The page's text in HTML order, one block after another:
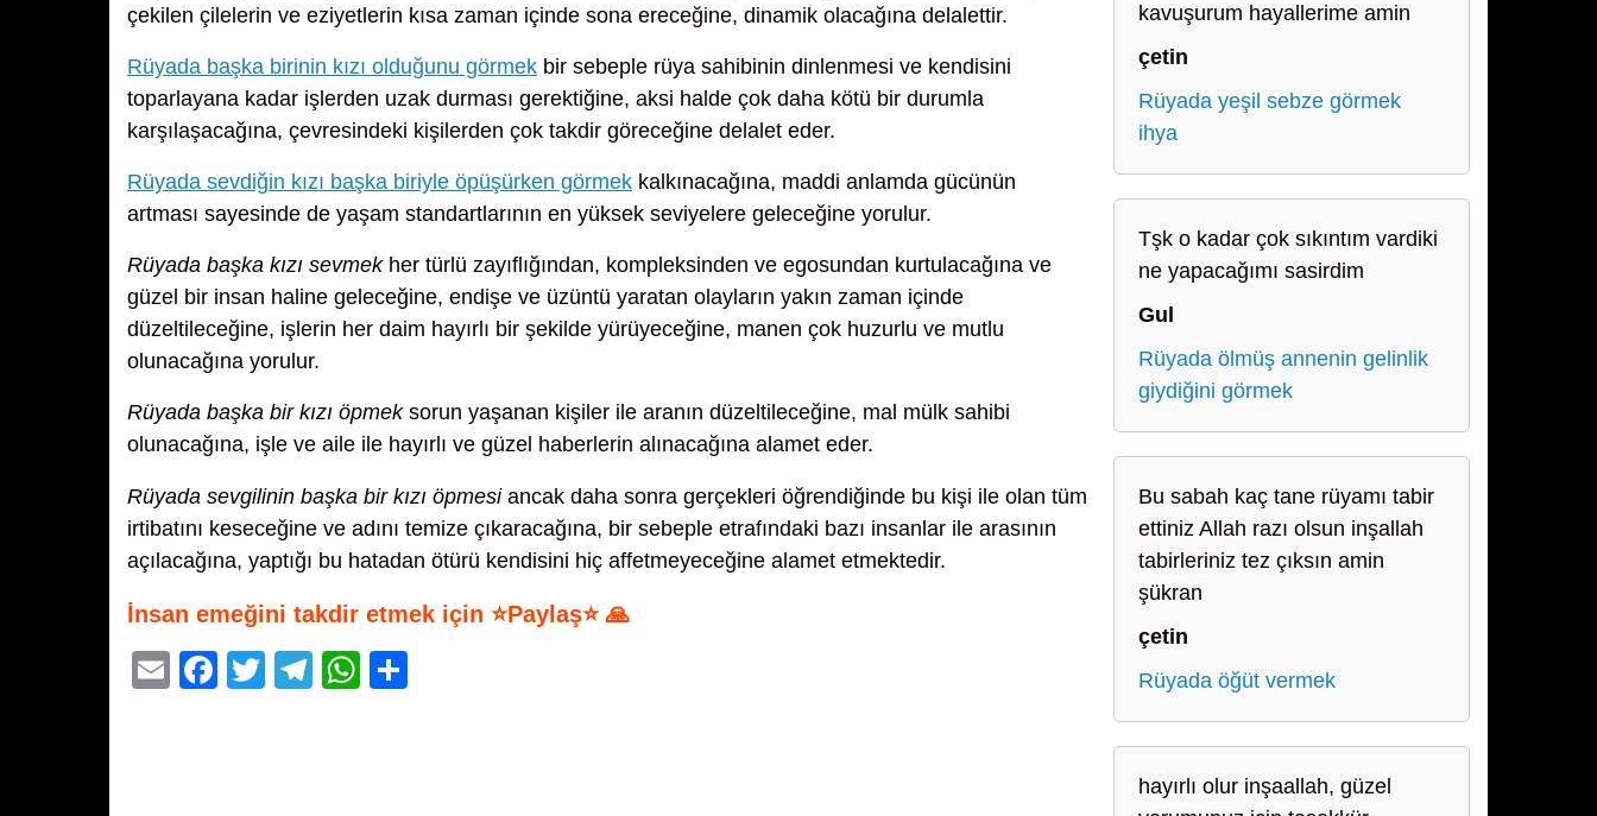
çekilen çilelerin ve eziyetlerin kısa zaman içinde sona ereceğine, dinamik olacağına delalettir.
Rüyada başka birinin kızı olduğunu görmek bir sebeple rüya sahibinin dinlenmesi ve kendisini
toparlayana kadar işlerden uzak durması gerektiğine, aksi halde çok daha kötü bir durumla
karşılaşacağına, çevresindeki kişilerden çok takdir göreceğine delalet eder.
Rüyada sevdiğin kızı başka biriyle öpüşürken görmek kalkınacağına, maddi anlamda gücünün
artması sayesinde de yaşam standartlarının en yüksek seviyelere geleceğine yorulur.
Rüyada başka kızı sevmekher türlü zayıflığından, kompleksinden ve egosundan kurtulacağına ve
güzel bir insan haline geleceğine, endişe ve üzüntü yaratan olayların yakın zaman içinde
düzeltileceğine, işlerin her daim hayırlı bir şekilde yürüyeceğine, manen çok huzurlu ve mutlu
olunacağına yorulur.
Rüyada başka bir kızı öpmeksorun yaşanan kişiler ile aranın düzeltileceğine, mal mülk sahibi
olunacağına, işle ve aile ile hayırlı ve güzel haberlerin alınacağına alamet eder.
Rüyada sevgilinin başka bir kızı öpmesiancak daha sonra gerçekleri öğrendiğinde bu kişi ile olan tüm
irtibatını keseceğine ve adını temize çıkaracağına, bir sebeple etrafındaki bazı insanlar ile arasının
açılacağına, yaptığı bu hatadan ötürü kendisini hiç affetmeyeceğine alamet etmektedir.
İnsan emeğini takdir etmek için ⭐Paylaş⭐ 🙏
E
F
T
T
W
kavuşurum hayallerime amin
çetin
Rüyada yeşil sebze görmek
ihya
Tşk o kadar çok sıkıntım vardiki
ne yapacağımı sasirdim
Gul
Rüyada ölmüş annenin gelinlik
giydiğini görmek
Bu sabah kaç tane rüyamı tabir
ettiniz Allah razı olsun inşallah
tabirleriniz tez çıksın amin
şükran
çetin
Rüyada öğüt vermek
hayırlı olur inşaallah, güzel